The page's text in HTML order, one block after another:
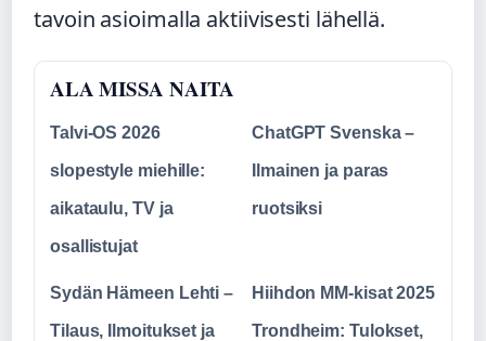
tavoin asioimalla aktiivisesti lähellä.
ALA MISSA NAITA
Talvi-OS 2026
slopestyle miehille:
aikataulu, TV ja
osallistujat
ChatGPT Svenska –
Ilmainen ja paras
ruotsiksi
Sydän Hämeen Lehti –
Tilaus, Ilmoitukset ja
Hiihdon MM-kisat 2025
Trondheim: Tulokset,